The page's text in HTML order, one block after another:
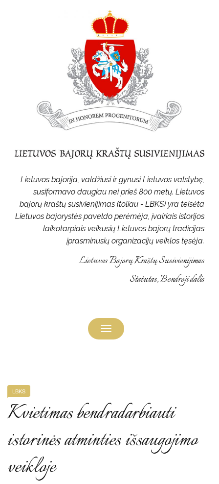
Lietuvos bajorija, valdžiusi ir gynusi Lietuvos valstybę,
susiformavo daugiau nei prieš 800 metų. Lietuvos
bajorų kraštų susivienijimas (toliau - LBKS) yra teisėta
Lietuvos bajorystės paveldo perėmėja, įvairiais istorijos
laikotarpiais veikusių Lietuvos bajorų tradicijas
įprasminusių organizacijų veiklos tęsėja.
Lietuvos Bajorų Kraštų Susivienijimas
Statutas, Bendroji dalis
Toggle
navigation
LBKS
Kvietimas bendradarbiauti
istorinės atminties išsaugojimo
veikloje